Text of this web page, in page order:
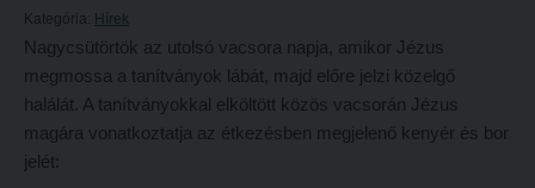
Innováció a pedagógushivatásban
Tehetség - Hit - Identitás konferencia
Művészet határok nélkül
PedKaszt – Bethlen-pályázat
Kárpátok alatt
Kányádi-verseny
Simonyi-verseny
Psallite énekverseny
Kategória: Hírek
Nagycsütörtök az utolsó vacsora napja, amikor Jézus
megmossa a tanítványok lábát, majd előre jelzi közelgő
halálát. A tanítványokkal elköltött közös vacsorán Jézus
magára vonatkoztatja az étkezésben megjelenő kenyér és bor
jelét: